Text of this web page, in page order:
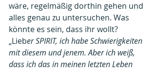
wäre, regelmäßig dorthin gehen und
alles genau zu untersuchen. Was
könnte es sein, dass ihr wollt?
„Lieber SPIRIT, ich habe Schwierigkeiten
mit diesem und jenem. Aber ich weiß,
dass ich das in meinen letzten Leben